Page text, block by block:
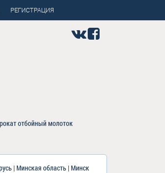
РЕГИСТРАЦИЯ
отбойный молоток
| Минская область | Минск